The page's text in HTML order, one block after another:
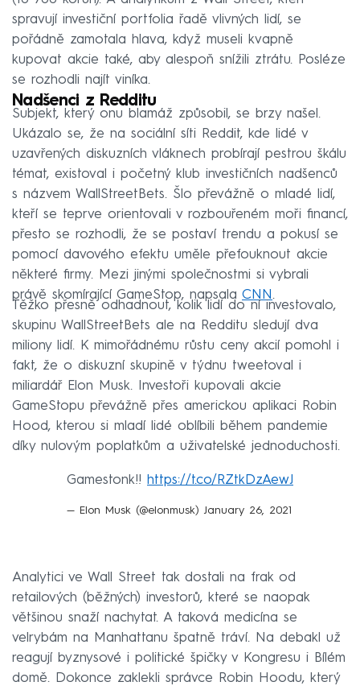
spravují investiční portfolia řadě vlivných lidí, se
pořádně zamotala hlava, když museli kvapně
kupovat akcie také, aby alespoň snížili ztrátu. Posléze
se rozhodli najít viníka.
Nadšenci z Redditu
Subjekt, který onu blamáž způsobil, se brzy našel.
Ukázalo se, že na sociální síti Reddit, kde lidé v
uzavřených diskuzních vláknech probírají pestrou škálu
témat, existoval i početný klub investičních nadšenců
s názvem WallStreetBets. Šlo převážně o mladé lidí,
kteří se teprve orientovali v rozbouřeném moři financí,
přesto se rozhodli, že se postaví trendu a pokusí se
pomocí davového efektu uměle přefouknout akcie
některé firmy. Mezi jinými společnostmi si vybrali
právě skomírající GameStop, napsala CNN.
Těžko přesně odhadnout, kolik lidí do ní investovalo,
skupinu WallStreetBets ale na Redditu sledují dva
miliony lidí. K mimořádnému růstu ceny akcií pomohl i
fakt, že o diskuzní skupině v týdnu tweetoval i
miliardář Elon Musk. Investoři kupovali akcie
GameStopu převážně přes americkou aplikaci Robin
Hood, kterou si mladí lidé oblíbili během pandemie
díky nulovým poplatkům a uživatelské jednoduchosti.
Gamestonk!! https://t.co/RZtkDzAewJ
— Elon Musk (@elonmusk) January 26, 2021
Analytici ve Wall Street tak dostali na frak od
retailových (běžných) investorů, které se naopak
většinou snaží nachytat. A taková medicína se
velrybám na Manhattanu špatně tráví. Na debakl už
reagují byznysové i politické špičky v Kongresu i Bílém
domě. Dokonce zaklekli správce Robin Hoodu, který